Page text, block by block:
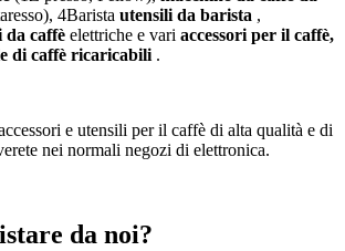
4Barista utensili da barista ,
da caffè elettriche e vari accessori per il caffè,
di caffè ricaricabili .
e utensili per il caffè di alta qualità e di
nei normali negozi di elettronica.
da noi?